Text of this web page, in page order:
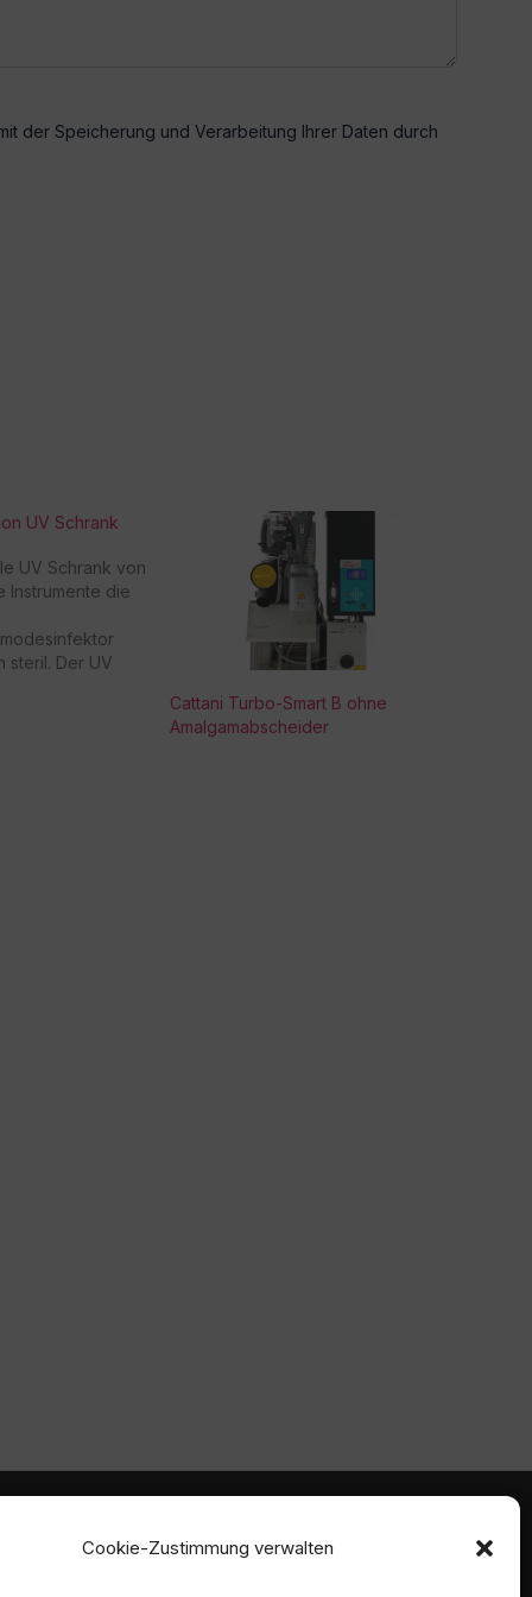
Cookie-Zustimmung verwalten
der Speicherung und Verarbeitung Ihrer Daten durch
UV Schrank
UV Schrank von
Instrumente die
steril. Der UV
Cattani Turbo-Smart B ohne
Amalgamabscheider